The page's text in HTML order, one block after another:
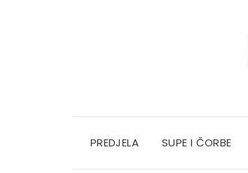
PREDJELA SUPE I ČORBE